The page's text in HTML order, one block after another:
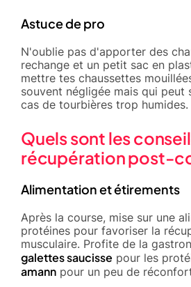
Astuce de pro
N'oublie pas d'apporter des
rechange et un petit sac en
mettre tes chaussettes
souvent négligée mais qui peut
cas de tourbières trop humides.
Quels sont les
récupération post-
Alimentation et étirements
Après la course, mise sur une
protéines pour favoriser la
musculaire. Profite de la
galettes saucisse pour les
amann pour un peu de